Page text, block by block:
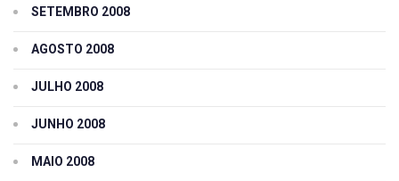
SETEMBRO 2008
AGOSTO 2008
JULHO 2008
JUNHO 2008
MAIO 2008